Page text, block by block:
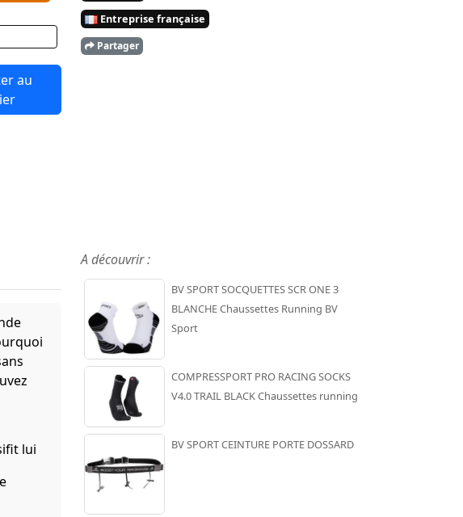
au
Entreprise française
Partager
lui
A découvrir :
BV SPORT SOCQUETTES SCR ONE 3
BLANCHE Chaussettes Running BV
Sport
COMPRESSPORT PRO RACING SOCKS
V4.0 TRAIL BLACK Chaussettes running
BV SPORT CEINTURE PORTE DOSSARD